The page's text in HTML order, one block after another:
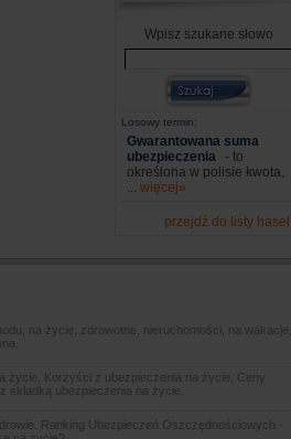
Wpisz szukane słowo
Losowy termin:
Gwarantowana suma
ubezpieczenia
- to
określona w polisie kwota,
... więcej»
przejdź do listy haseł
na życie, zdrowotne, nieruchomości, na wakacje,
życie, Korzyści z ubezpieczenia na życie, Ceny
ubezpieczenia na życie.
Ranking Ubezpieczeń Oszczędnościowych -